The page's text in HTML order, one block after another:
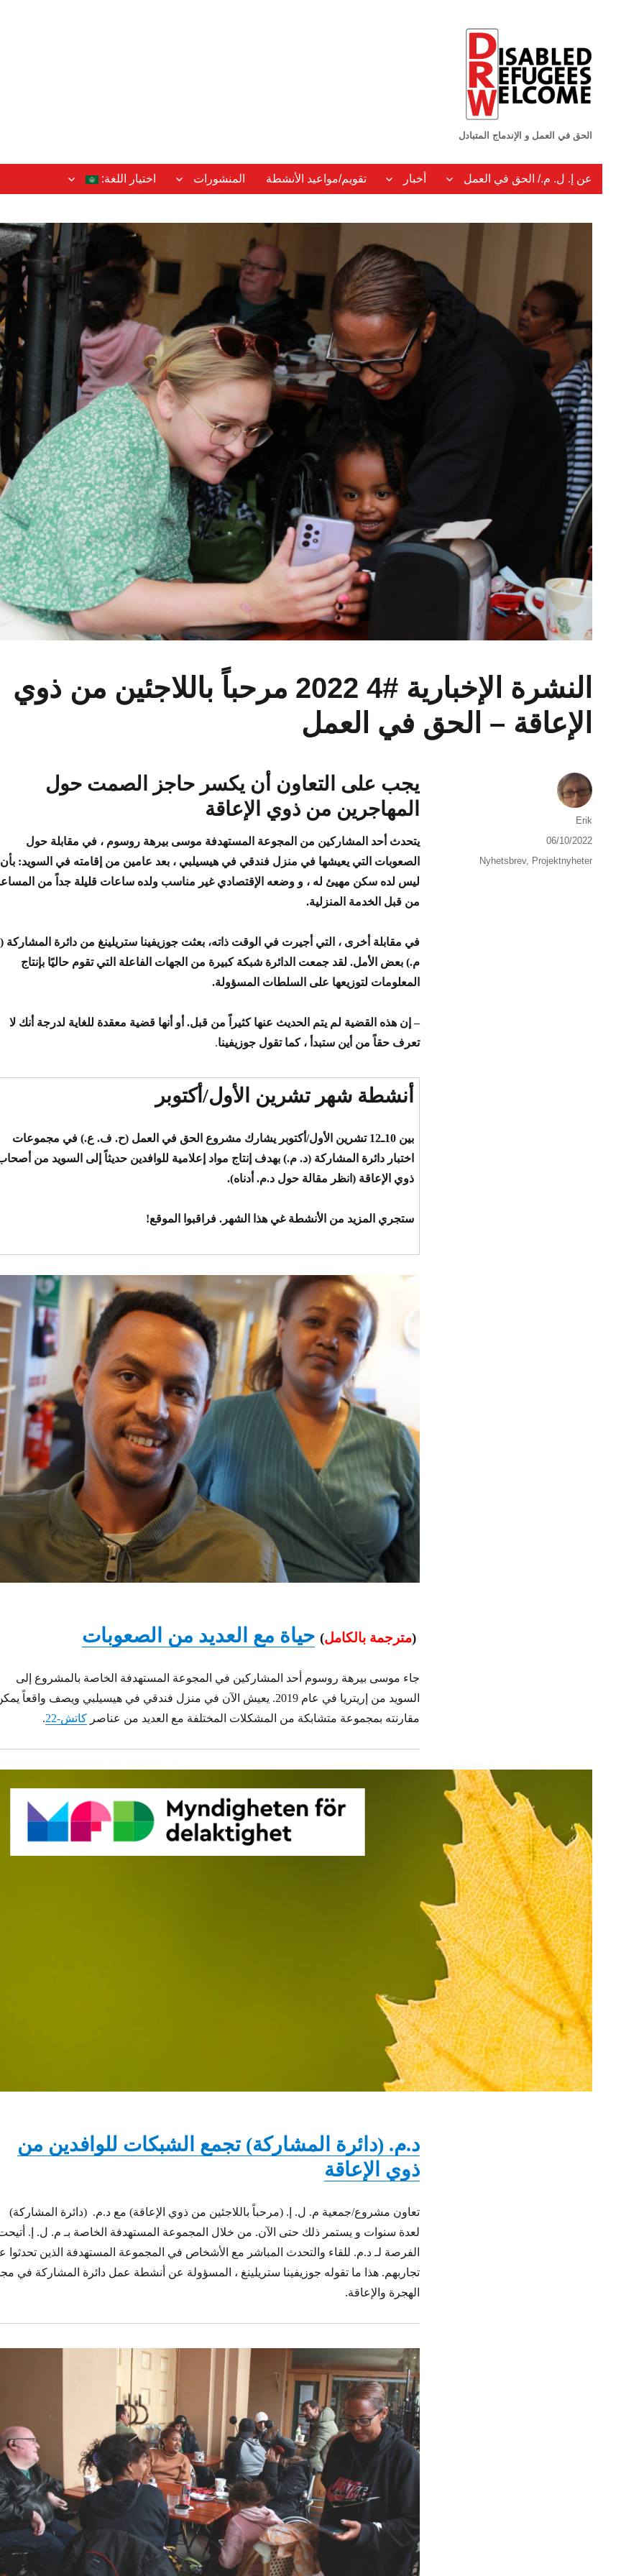
الحق في العمل و الإندماج المتبادل
عن إ. ل. م./ الحق في العمل أخبار تقويم/مواعيد الأنشطة المنشورات اختيار اللغة:
النشرة الإخبارية #4 2022 مرحباً باللاجئين من ذوي
الإعاقة – الحق في العمل
يجب على التعاون أن يكسر حاجز الصمت حول
المهاجرين من ذوي الإعاقة
يتحدث أحد المشاركين من المجوعة المستهدفة موسى بيرهة روسوم ، في مقابلة حول
الصعوبات التي يعيشها في منزل فندقي في هيسيلبي ، بعد عامين من إقامته في السويد: بأن
ليس لده سكن مهيئ له ، و وضعه الإقتصادي غير مناسب ولده ساعات قليلة جداً من
من قبل الخدمة المنزلية.
في مقابلة أخرى ، التي أجيرت في الوقت ذاته، بعثت جوزيفينا ستريلينغ من دائرة المشاركة
م.) بعض الأمل. لقد جمعت الدائرة شبكة كبيرة من الجهات الفاعلة التي تقوم حاليًا بإنتاج
المعلومات لتوزيعها على السلطات المسؤولة.
– إن هذه القضية لم يتم الحديث عنها كثيراً من قبل. أو أنها قضية معقدة للغاية لدرجة أنك لا
تعرف حقاً من أين ستبدأ ، كما تقول جوزيفينا.
أنشطة شهر تشرين الأول/أكتوبر
بين 10ـ12 تشرين الأول/أكتوبر يشارك مشروع الحق في العمل (ح. ف. ع.) في مجموعات
اختبار دائرة المشاركة (د. م.) بهدف إنتاج مواد إعلامية للوافدين حديثاً إلى السويد من
ذوي الإعاقة (انظر مقالة حول د.م. أدناه).
ستجري المزيد من الأنشطة غي هذا الشهر. فراقبوا الموقع!
(مترجمة بالكامل) حياة مع العديد من الصعوبات
جاء موسى بيرهة روسوم أحد المشاركين في المجوعة المستهدفة الخاصة بالمشروع إلى
السويد من إريتريا في عام 2019. يعيش الآن في منزل فندقي في هيسيلبي ويصف واقعاً
مقارنته بمجموعة متشابكة من المشكلات المختلفة مع العديد من عناصر كاتش-22 .
د.م. (دائرة المشاركة) تجمع الشبكات للوافدين من
ذوي الإعاقة
تعاون مشروع/جمعية م. ل. إ. (مرحباً باللاجئين من ذوي الإعاقة) مع د.م. (دائرة المشاركة)
لعدة سنوات و يستمر ذلك حتى الآن. من خلال المجموعة المستهدفة الخاصة بـ م. ل. إ.
الفرصة لـ د.م. للقاء والتحدث المباشر مع الأشخاص في المجموعة المستهدفة الذين تحدثوا
تجاربهم. هذا ما تقوله جوزيفينا ستريلينغ ، المسؤولة عن أنشطة عمل دائرة المشاركة في
الهجرة والإعاقة.
الكاتب
Erik
نُشرت
06/10/2022
التصنيفات
Nyhetsbrev, Projektnyheter